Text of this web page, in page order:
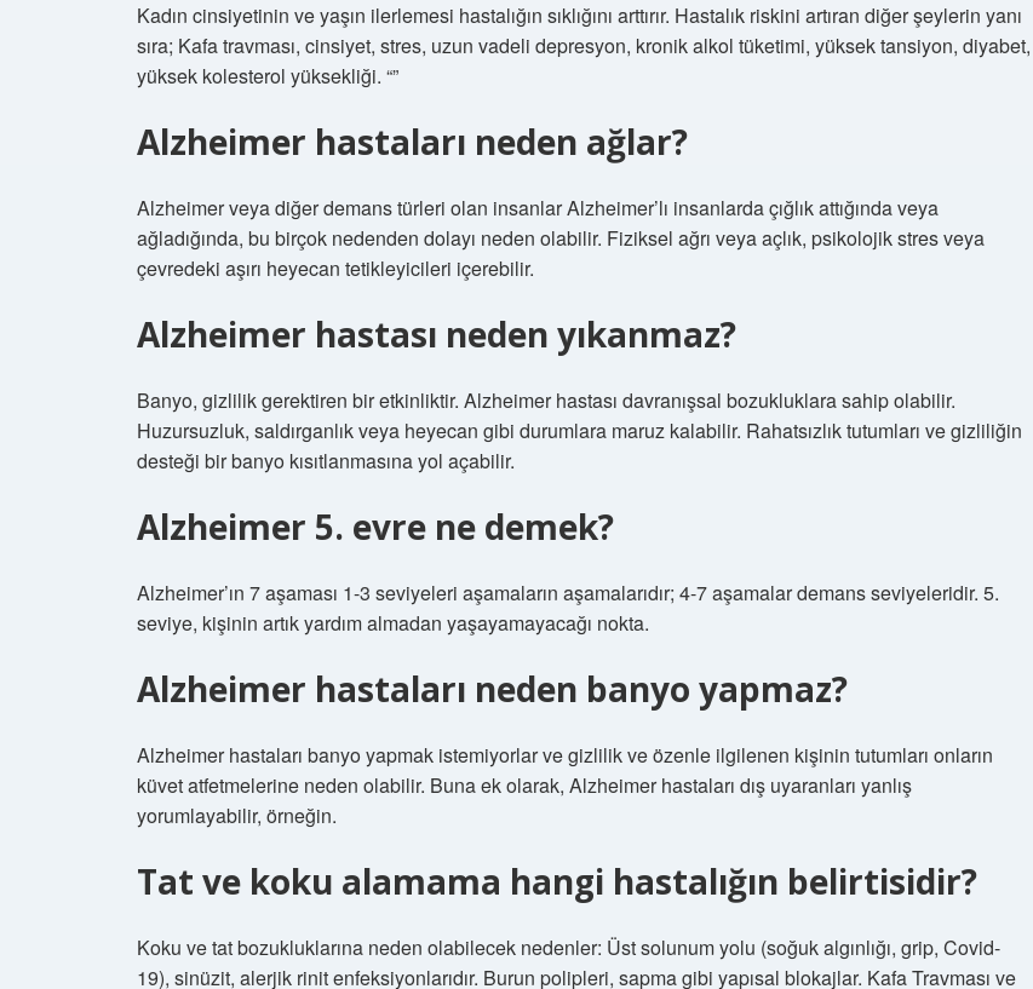
Kadın cinsiyetinin ve yaşın ilerlemesi hastalığın sıklığını arttırır. Hastalık riskini artıran diğer şeylerin yanı
sıra; Kafa travması, cinsiyet, stres, uzun vadeli depresyon, kronik alkol tüketimi, yüksek tansiyon, diyabet,
yüksek kolesterol yüksekliği. “”
Alzheimer hastaları neden ağlar?
Alzheimer veya diğer demans türleri olan insanlar Alzheimer’lı insanlarda çığlık attığında veya
ağladığında, bu birçok nedenden dolayı neden olabilir. Fiziksel ağrı veya açlık, psikolojik stres veya
çevredeki aşırı heyecan tetikleyicileri içerebilir.
Alzheimer hastası neden yıkanmaz?
Banyo, gizlilik gerektiren bir etkinliktir. Alzheimer hastası davranışsal bozukluklara sahip olabilir.
Huzursuzluk, saldırganlık veya heyecan gibi durumlara maruz kalabilir. Rahatsızlık tutumları ve gizliliğin
desteği bir banyo kısıtlanmasına yol açabilir.
Alzheimer 5. evre ne demek?
Alzheimer’ın 7 aşaması 1-3 seviyeleri aşamaların aşamalarıdır; 4-7 aşamalar demans seviyeleridir. 5.
seviye, kişinin artık yardım almadan yaşayamayacağı nokta.
Alzheimer hastaları neden banyo yapmaz?
Alzheimer hastaları banyo yapmak istemiyorlar ve gizlilik ve özenle ilgilenen kişinin tutumları onların
küvet atfetmelerine neden olabilir. Buna ek olarak, Alzheimer hastaları dış uyaranları yanlış
yorumlayabilir, örneğin.
Tat ve koku alamama hangi hastalığın belirtisidir?
Koku ve tat bozukluklarına neden olabilecek nedenler: Üst solunum yolu (soğuk algınlığı, grip, Covid-
19), sinüzit, alerjik rinit enfeksiyonlarıdır. Burun polipleri, sapma gibi yapısal blokajlar. Kafa Travması ve